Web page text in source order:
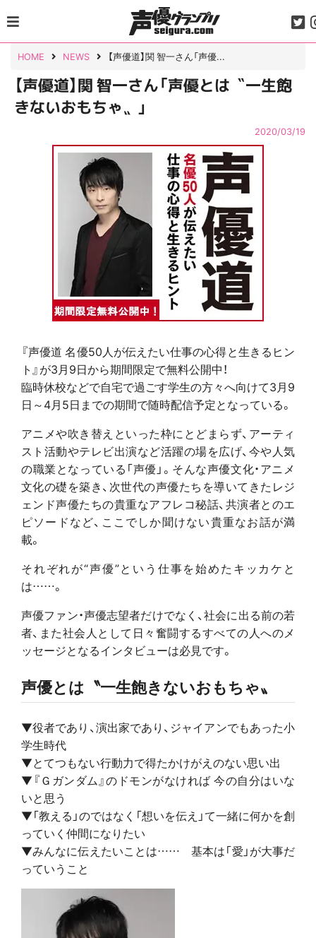
to
content
HOME NEWS 【声優道】関 智一さん「声優...
【声優道】関 智一さん「声優とは〝一生飽
きないおもちゃ〟」
2020/03/19
『声優道 名優50人が伝えたい仕事の心得と生きるヒン
ト』が3月9日から期間限定で無料公開中！
臨時休校などで自宅で過ごす学生の方々へ向けて3月9
日～4月5日までの期間で随時配信予定となっている。
アニメや吹き替えといった枠にとどまらず、アーティ
スト活動やテレビ出演など活躍の場を広げ、今や人気
の職業となっている「声優」。そんな声優文化・アニメ
文化の礎を築き、次世代の声優たちを導いてきたレジ
ェンド声優たちの貴重なアフレコ秘話、共演者とのエ
ピソードなど、ここでしか聞けない貴重なお話が満
載。
それぞれが“声優”という仕事を始めたキッカケと
は……。
声優ファン・声優志望者だけでなく、社会に出る前の若
者、また社会人として日々奮闘するすべての人へのメ
ッセージとなるインタビューは必見です。
声優とは〝一生飽きないおもちゃ〟
▼役者であり、演出家であり、ジャイアンでもあった小
学生時代
▼とてつもない行動力で得たかけがえのない思い出
▼『Ｇガンダム』のドモンがなければ 今の自分はいな
いと思う
▼「教える」のではなく「想いを伝え」て一緒に何かを創
っていく仲間になりたい
▼みんなに伝えたいことは…… 基本は「愛」が大事だ
っていうこと